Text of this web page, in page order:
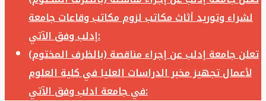
لشراء وتوريد أثاث مكاتب لزوم مكاتب وقاعات جامعة
إدلب وفق الآتي:
تعلن جامعة إدلب عن إجراء مناقصة (بالظرف المختوم)
لأعمال تجهيز مخبر الدراسات العليا في كلية العلوم
في جامعة ادلب وفق الآتي: